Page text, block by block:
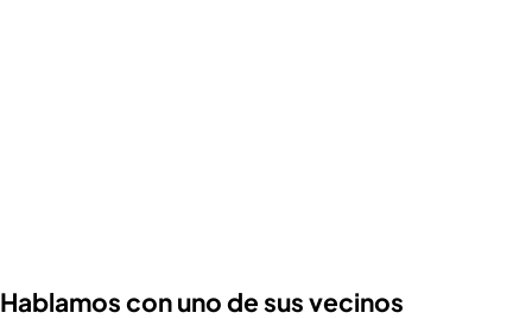
Hablamos con uno de sus vecinos